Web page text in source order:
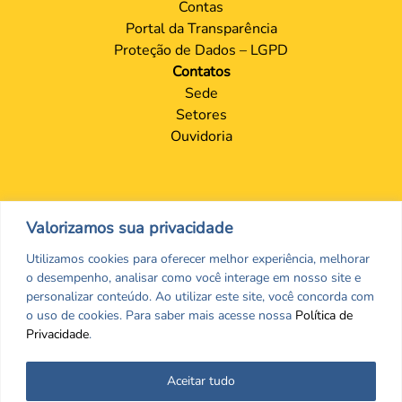
Valorizamos sua privacidade
Utilizamos cookies para oferecer melhor experiência, melhorar
o desempenho, analisar como você interage em nosso site e
personalizar conteúdo. Ao utilizar este site, você concorda com
o uso de cookies. Para saber mais acesse nossa Política de
Privacidade.
Aceitar tudo
Farmácia Hospitalar e
Oncologia
Pesquisa Clínica
Saúde Pública e Indígena
Transparência
Comissão de Tomada de
Contas
Sede
Setores
Ouvidoria